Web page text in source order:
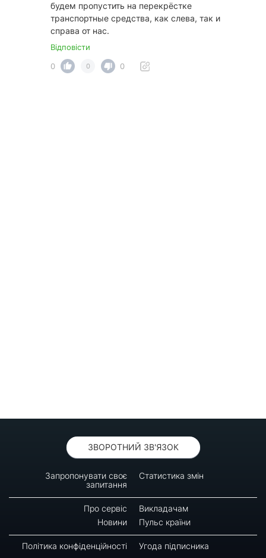
будем пропустить на перекрёстке
транспортные средства, как слева, так и
справа от нас.
Відповісти
0
0 0
ЗВОРОТНИЙ ЗВ'ЯЗОК
Запропонувати своє
запитання
Статистика змін
Про сервіс
Викладачам
Новини
Пульс країни
Політика конфіденційності Угода підписника